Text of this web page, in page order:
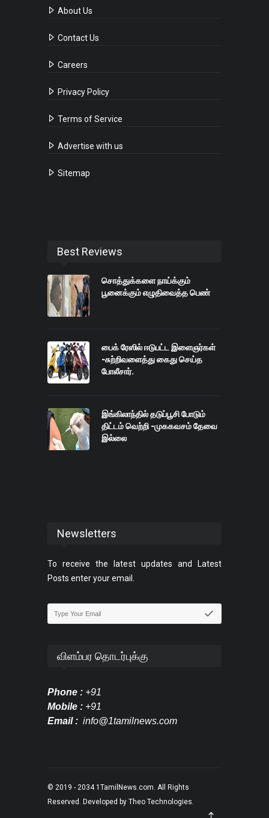
About Us
Contact Us
Careers
Privacy Policy
Terms of Service
Advertise with us
Sitemap
Best Reviews
சொத்துக்களை நாய்க்கும்
பூனைக்கும் எழுதிவைத்த பெண்
பைக் ரேஸில் ஈடுபட்ட இளைஞர்கள்
-சுற்றிவளைத்து கைது செய்த
போலீசார்.
இங்கிலாந்தில் தடுப்பூசி போடும்
திட்டம் வெற்றி -முககவசம் தேவை
இல்லை
Newsletters
To receive the latest updates and Latest
Posts enter your email.
விளம்பர தொடர்புக்கு
Phone : +91
Mobile : +91
Email : info@1tamilnews.com
© 2019 - 2034 1TamilNews.com . All Rights
Reserved. Developed by Theo Technologies